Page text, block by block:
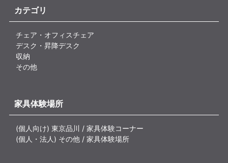
カテゴリ
チェア・オフィスチェア
デスク・昇降デスク
収納
その他
家具体験場所
(個人向け) 東京品川 / 家具体験コーナー
(個人・法人) その他 / 家具体験場所